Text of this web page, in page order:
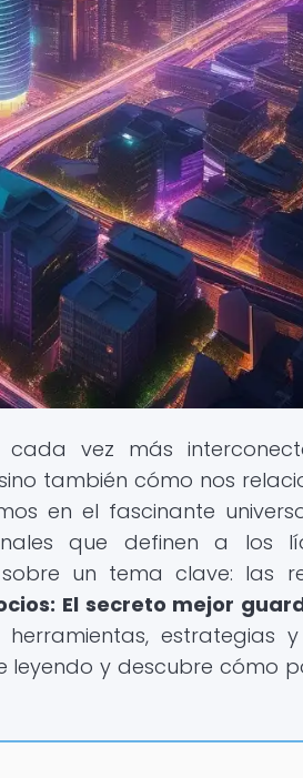
vez más
también cómo nos
en el fascinante
que definen a los
un tema clave: las
El secreto mejor
herramientas, estrategias
leyendo y descubre cómo